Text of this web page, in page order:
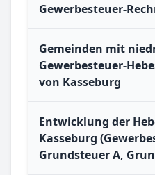
Gewerbesteuer-
Gemeinden mit
Gewerbesteuer-
von Kasseburg
Entwicklung der
Kasseburg
Grundsteuer A,